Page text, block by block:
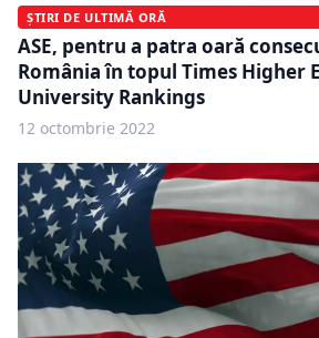
ȘTIRI DE ULTIMĂ ORĂ
ASE, pentru a patra oară
România în topul Times Higher
University Rankings
12 octombrie 2022